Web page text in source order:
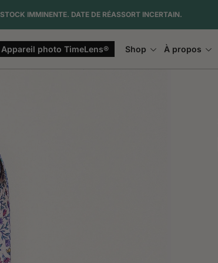
— 1 APPAREIL ACHETÉ = 1 SANGLE OFFERTE
Appareil photo TimeLens® Shop À propos